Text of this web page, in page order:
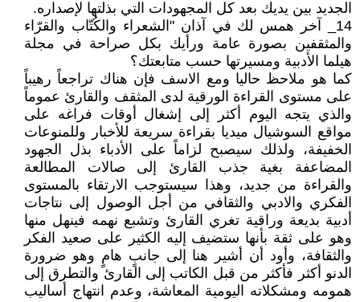
الجديد بين يديك بعد كل المجهودات التي بذلتها لإصداره.
14_ آخر همس لك في آذان "الشعراء والكُتّاب والقرّاء
والمثقفين بصورة عامة ورأيك بكل صراحة في مجلة
هيلما الأدبية ومسيرتها حسب متابعتك؟
كما هو ملاحظ حاليا ومع الاسف فإن هناك تراجعاً رهيباً
على مستوى القراءة الورقية لدى المثقف والقارئ عموماً
والذي يتجه اليوم أكثر إلى إشغال أوقات فراغه على
مواقع السوشيال ميديا بقراءة سريعة للأخبار وللمنوعات
الخفيفة، ولذلك سيصبح لزاماً على الأدباء بذل الجهود
المضاعفة بغية جذب القارئ إلى صالات المطالعة
والقراءة من جديد، وهذا سيستوجب الارتقاء بالمستوى
الفكري والادبي والثقافي من أجل الوصول إلى نتاجات
أدبية بديعة وراقية تغري القارئ وتشبع نهمه فينهل منها
وهو على ثقة بأنها ستضيف إليه الكثير على صعيد الفكر
والثقافة، وأود أن أشير هنا إلى جانبٍ هامٍ وهو ضرورة
الدنو أكثر فأكثر من قبل الكاتب إلى القارئ والتطرق إلى
همومه ومشكلاته اليومية المعاشة، وعدم انتهاج أساليب